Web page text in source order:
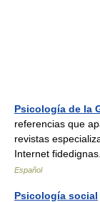
Psicología de la
referencias que
revistas
Internet
Español
Psicología social